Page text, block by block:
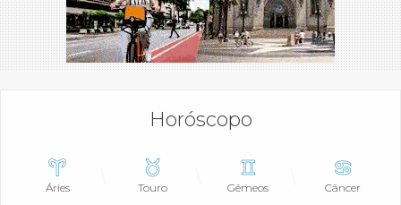
Horóscopo
Áries Touro Gêmeos Câncer